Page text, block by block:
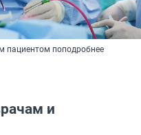
пациентом поподробнее
и